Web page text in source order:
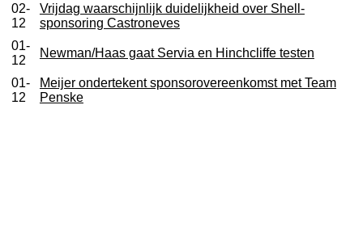
02-
12
Vrijdag waarschijnlijk duidelijkheid over Shell-
sponsoring Castroneves
01-
12
Newman/Haas gaat Servia en Hinchcliffe testen
01-
12
Meijer ondertekent sponsorovereenkomst met Team
Penske